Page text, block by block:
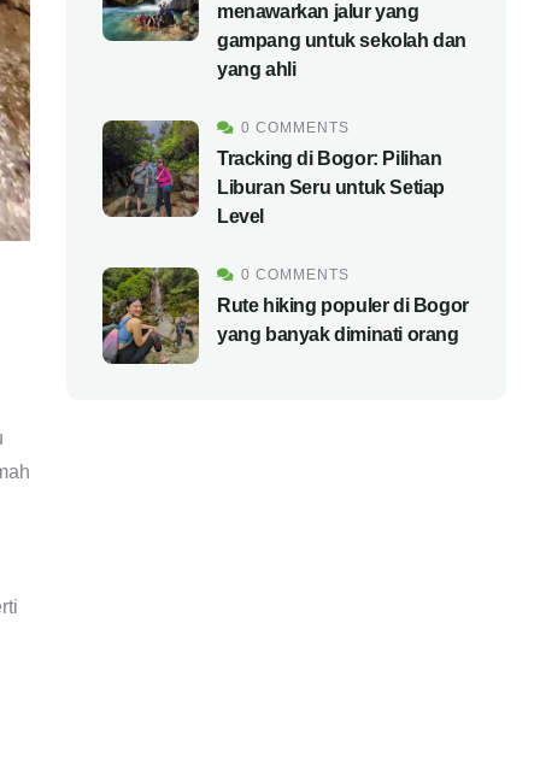
menawarkan jalur yang
gampang untuk sekolah dan
yang ahli
0 COMMENTS
Tracking di Bogor: Pilihan
Liburan Seru untuk Setiap
Level
0 COMMENTS
Rute hiking populer di Bogor
yang banyak diminati orang